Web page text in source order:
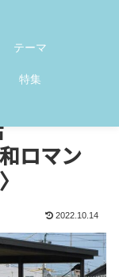
テーマ
特集
ロマン
2022.10.14